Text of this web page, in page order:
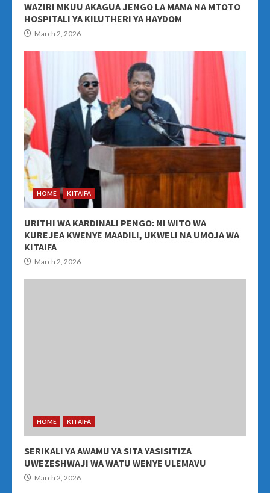
WAZIRI MKUU AKAGUA JENGO LA MAMA NA MTOTO
HOSPITALI YA KILUTHERI YA HAYDOM
March 2, 2026
HOME KITAIFA
URITHI WA KARDINALI PENGO: NI WITO WA
KUREJEA KWENYE MAADILI, UKWELI NA UMOJA WA
KITAIFA
March 2, 2026
HOME KITAIFA
SERIKALI YA AWAMU YA SITA YASISITIZA
UWEZESHWAJI WA WATU WENYE ULEMAVU
March 2, 2026